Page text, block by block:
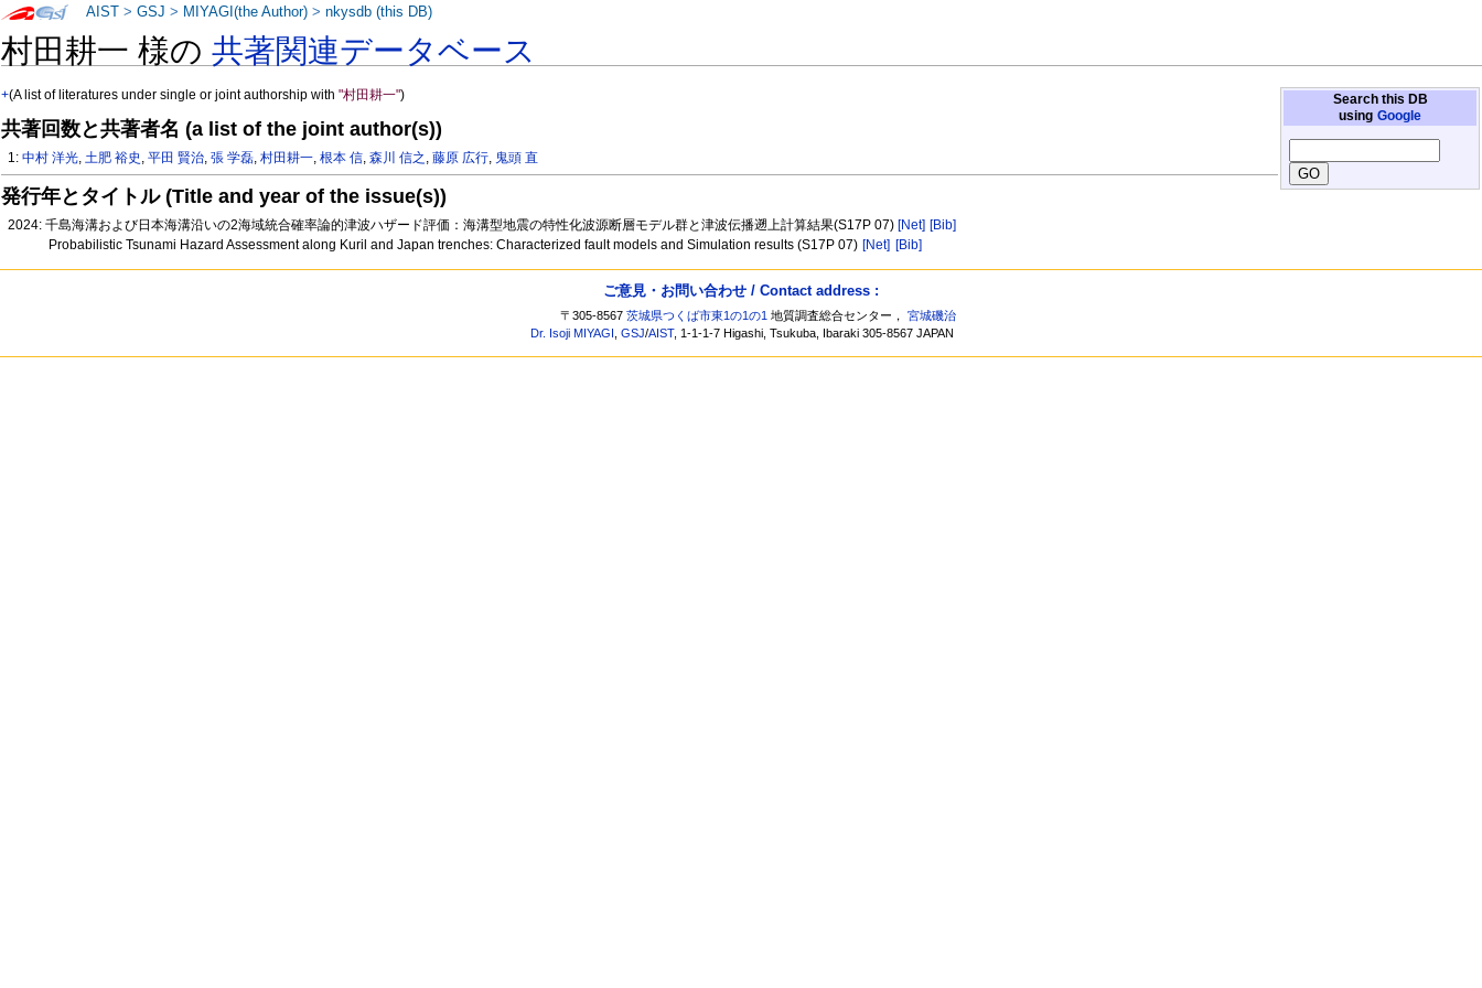
村田耕一 様の共著関連データベース
Search this DB
using Google
+(A list of literatures under single or joint authorship with"村田耕一")
共著回数と共著者名 (a list of the joint author(s))
1:中村 洋光,土肥 裕史 ,平田 賢治,張 学磊,村田耕一,根本 信,森川 信之 ,藤原 広行, 鬼頭 直
発行年とタイトル (Title and year of the issue(s))
2024: 千島海溝および日本海溝沿いの2海域統合確率論的津波ハザード評価：海溝型地震の特性化波源断層モデル群と津波伝播遡上計算結果(S17P 07) [Net] [Bib]
Probabilistic Tsunami Hazard Assessment along Kuril and Japan trenches: Characterized fault models and Simulation results (S17P 07) [Net] [Bib]
AIST >GSJ > MIYAGI(the Author) >nkysdb (this DB)
ご意見・お問い合わせ / Contact address :
〒305-8567茨城県つくば市東1の1の1 地質調査総合センター，宮城磯治
Dr. Isoji MIYAGI ,GSJ/AIST, 1-1-1-7 Higashi, Tsukuba, Ibaraki 305-8567 JAPAN